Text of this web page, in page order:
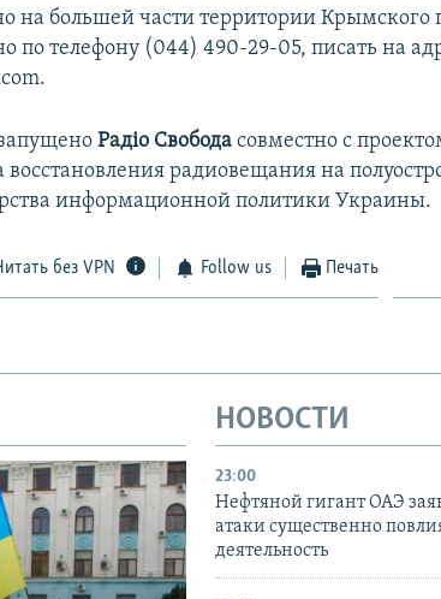
на большей части территории Крымского
по телефону (044) 490-29-05, писать на
Радіо Свобода совместно с
восстановления радиовещания на
информационной политики Украины.
без VPN Follow us Печать
НОВОСТИ
23:00
Нефтяной гигант ОАЭ
атаки существенно
деятельность